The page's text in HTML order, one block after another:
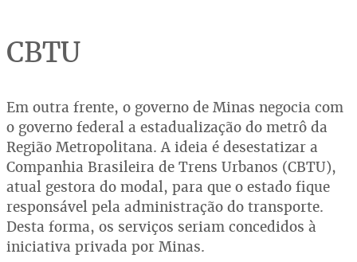
CBTU
Em outra frente, o governo de Minas negocia com
o governo federal a estadualização do metrô da
Região Metropolitana. A ideia é desestatizar a
Companhia Brasileira de Trens Urbanos (CBTU),
atual gestora do modal, para que o estado fique
responsável pela administração do transporte.
Desta forma, os serviços seriam concedidos à
iniciativa privada por Minas.